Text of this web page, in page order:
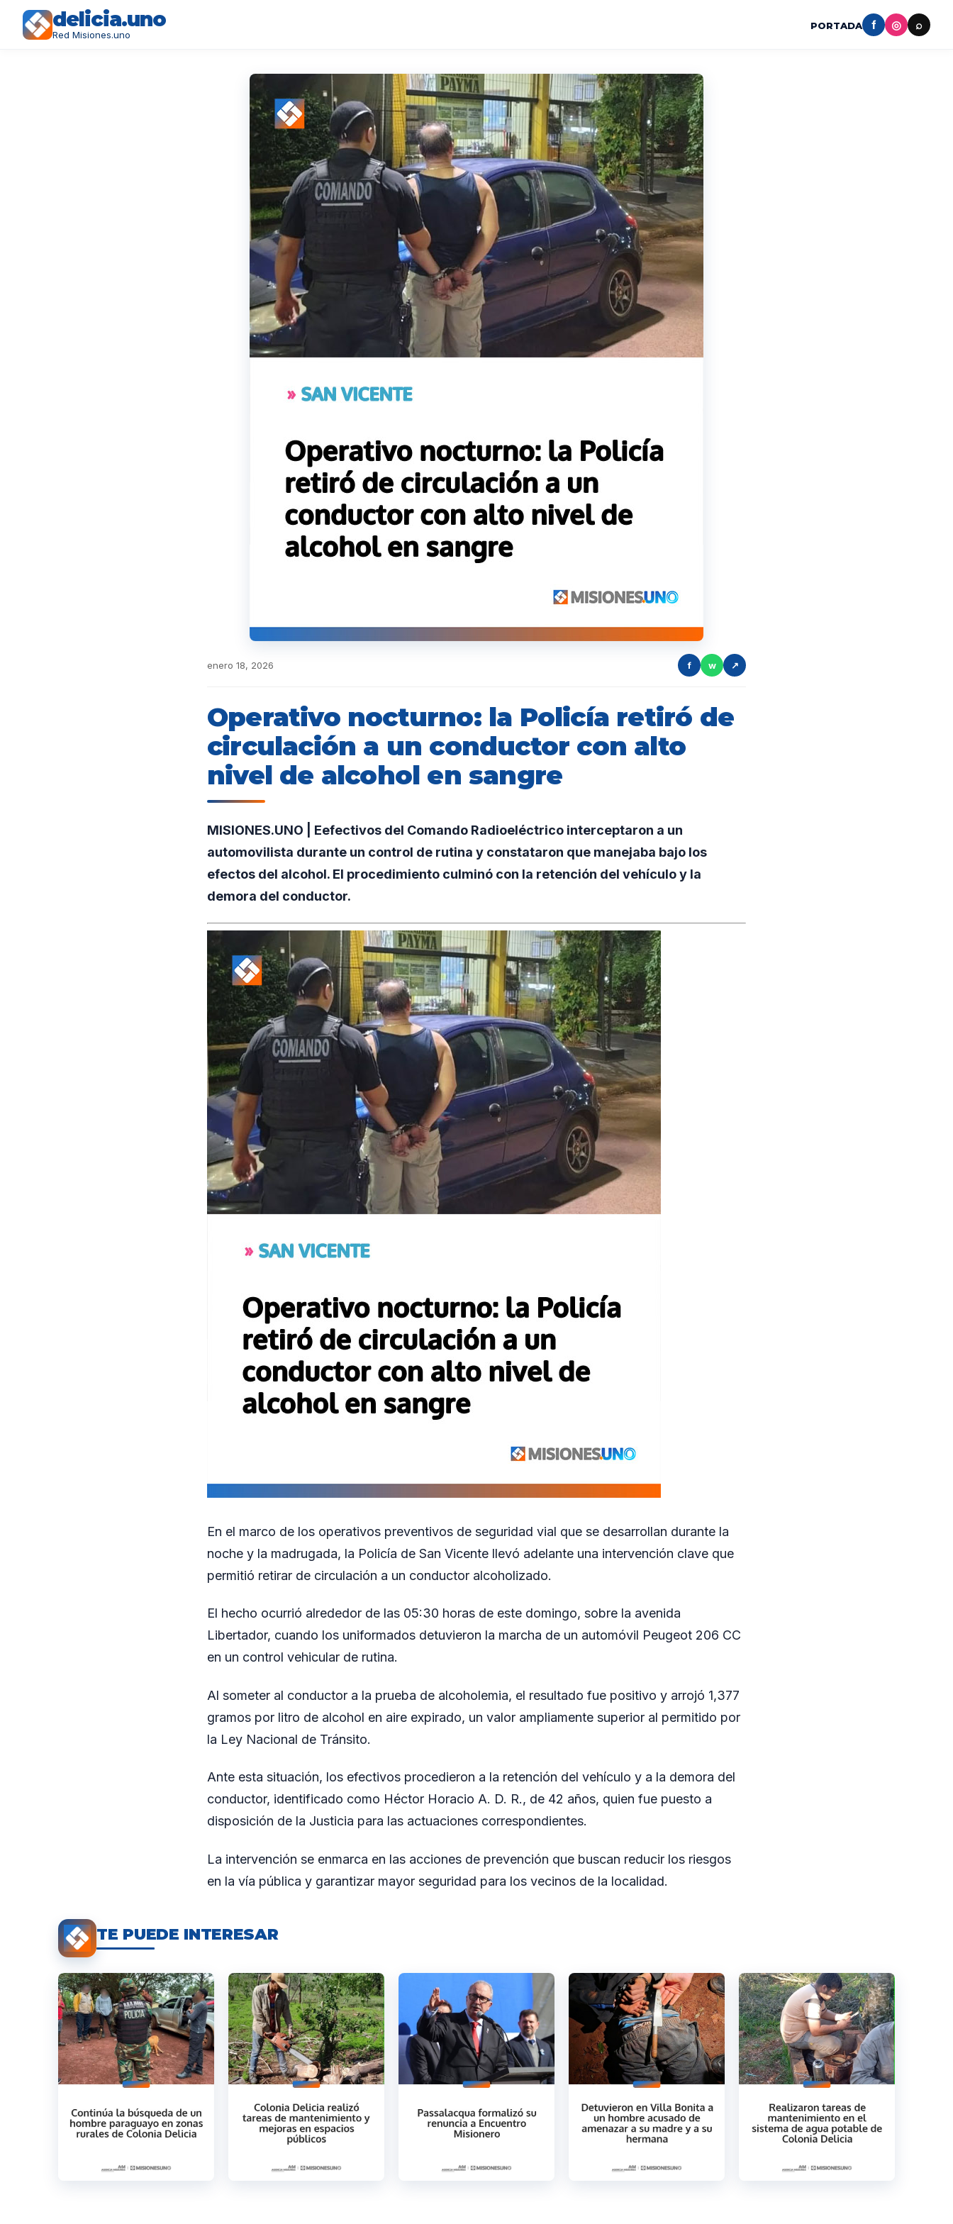
delicia.uno
Red Misiones.uno
PORTADA f ◎ ⌕
enero 18, 2026 f w ↗
Operativo nocturno: la Policía retiró de
circulación a un conductor con alto
nivel de alcohol en sangre
MISIONES.UNO | Eefectivos del Comando Radioeléctrico interceptaron a un
automovilista durante un control de rutina y constataron que manejaba bajo los
efectos del alcohol. El procedimiento culminó con la retención del vehículo y la
demora del conductor.
En el marco de los operativos preventivos de seguridad vial que se desarrollan durante la
noche y la madrugada, la Policía de San Vicente llevó adelante una intervención clave que
permitió retirar de circulación a un conductor alcoholizado.
El hecho ocurrió alrededor de las 05:30 horas de este domingo, sobre la avenida
Libertador, cuando los uniformados detuvieron la marcha de un automóvil Peugeot 206 CC
en un control vehicular de rutina.
Al someter al conductor a la prueba de alcoholemia, el resultado fue positivo y arrojó 1,377
gramos por litro de alcohol en aire expirado, un valor ampliamente superior al permitido por
la Ley Nacional de Tránsito.
Ante esta situación, los efectivos procedieron a la retención del vehículo y a la demora del
conductor, identificado como Héctor Horacio A. D. R., de 42 años, quien fue puesto a
disposición de la Justicia para las actuaciones correspondientes.
La intervención se enmarca en las acciones de prevención que buscan reducir los riesgos
en la vía pública y garantizar mayor seguridad para los vecinos de la localidad.
TE PUEDE INTERESAR